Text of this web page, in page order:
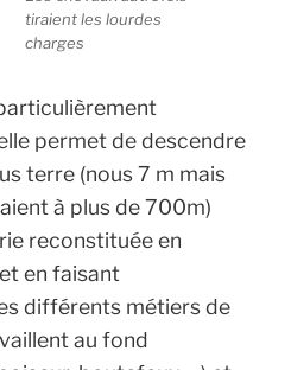
tiraient les lourdes
charges
permet de descendre
terre (nous 7 m mais
à plus de 700m)
reconstituée en
en faisant
différents métiers de
au fond